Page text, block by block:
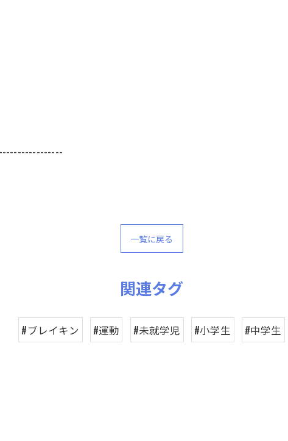
一覧に戻る
関連タグ
#ブレイキン #運動 #未就学児 #小学生 #中学生
ジオのこと、先生たちのことなどゆるく配信中
視聴する
ジオのこと、先生たちのことなどゆるく配信中
視聴する